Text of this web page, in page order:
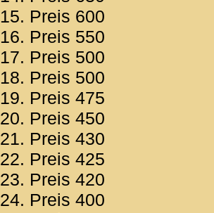
15. Preis 600
16. Preis 550
17. Preis 500
18. Preis 500
19. Preis 475
20. Preis 450
21. Preis 430
22. Preis 425
23. Preis 420
24. Preis 400